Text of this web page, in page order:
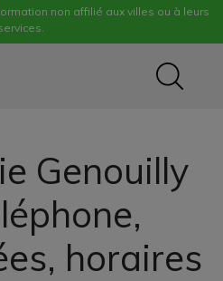
non affilié aux villes ou à leurs
Genouilly
horaires